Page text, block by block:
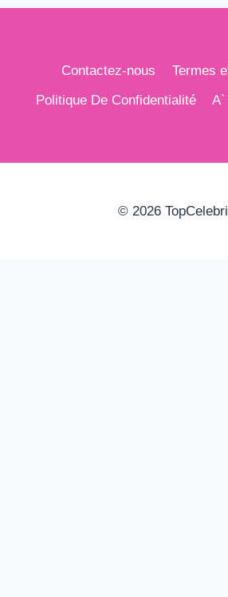
Contactez-nous
Termes
Politique De Confidentialité
© 2026